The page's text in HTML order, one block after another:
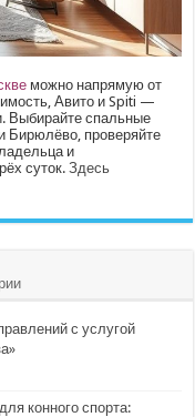
можно напрямую от
Авито и Spiti —
Выбирайте спальные
Бирюлёво, проверяйте
и
суток.Здесь
с услугой
конного спорта: